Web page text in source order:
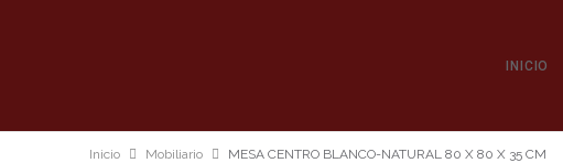
INICIO
Inicio Mobiliario MESA CENTRO BLANCO-NATURAL 80 X 80 X 35 CM